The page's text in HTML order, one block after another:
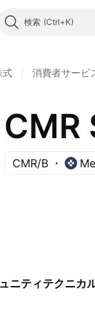
検索
式 消費者サービ
CMR
CMR/B
ニティテクニカ